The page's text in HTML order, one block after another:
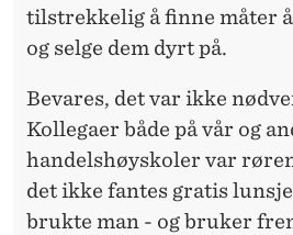
tilstrekkelig å finne måter
og selge dem dyrt på.
Bevares, det var ikke
Kollegaer både på vår og
handelshøyskoler var
det ikke fantes gratis
brukte man - og bruker